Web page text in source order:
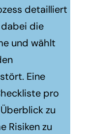
detailliert
die
und wählt
Eine
pro
zu
Risiken zu